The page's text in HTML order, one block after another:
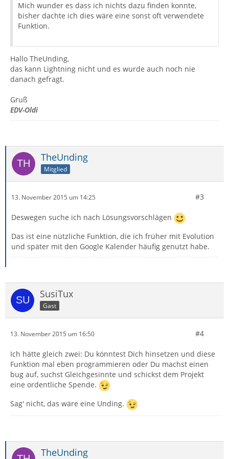
Mich wunder es dass ich nichts dazu finden konnte,
bisher dachte ich dies wäre eine sonst oft verwendete
Funktion.
Hallo TheUnding,
das kann Lightning nicht und es wurde auch noch nie
danach gefragt.
Gruß
EDV-Oldi
TheUnding
Mitglied
13. November 2015 um 14:25 #3
Deswegen suche ich nach Lösungsvorschlägen
Das ist eine nützliche Funktion, die ich früher mit Evolution
und später mit den Google Kalender häufig genutzt habe.
SusiTux
Gast
13. November 2015 um 16:50 #4
Ich hätte gleich zwei: Du könntest Dich hinsetzen und diese
Funktion mal eben programmieren oder Du machst einen
bug auf, suchst Gleichgesinnte und schickst dem Projekt
eine ordentliche Spende.
Sag' nicht, das wäre eine Unding.
TheUnding